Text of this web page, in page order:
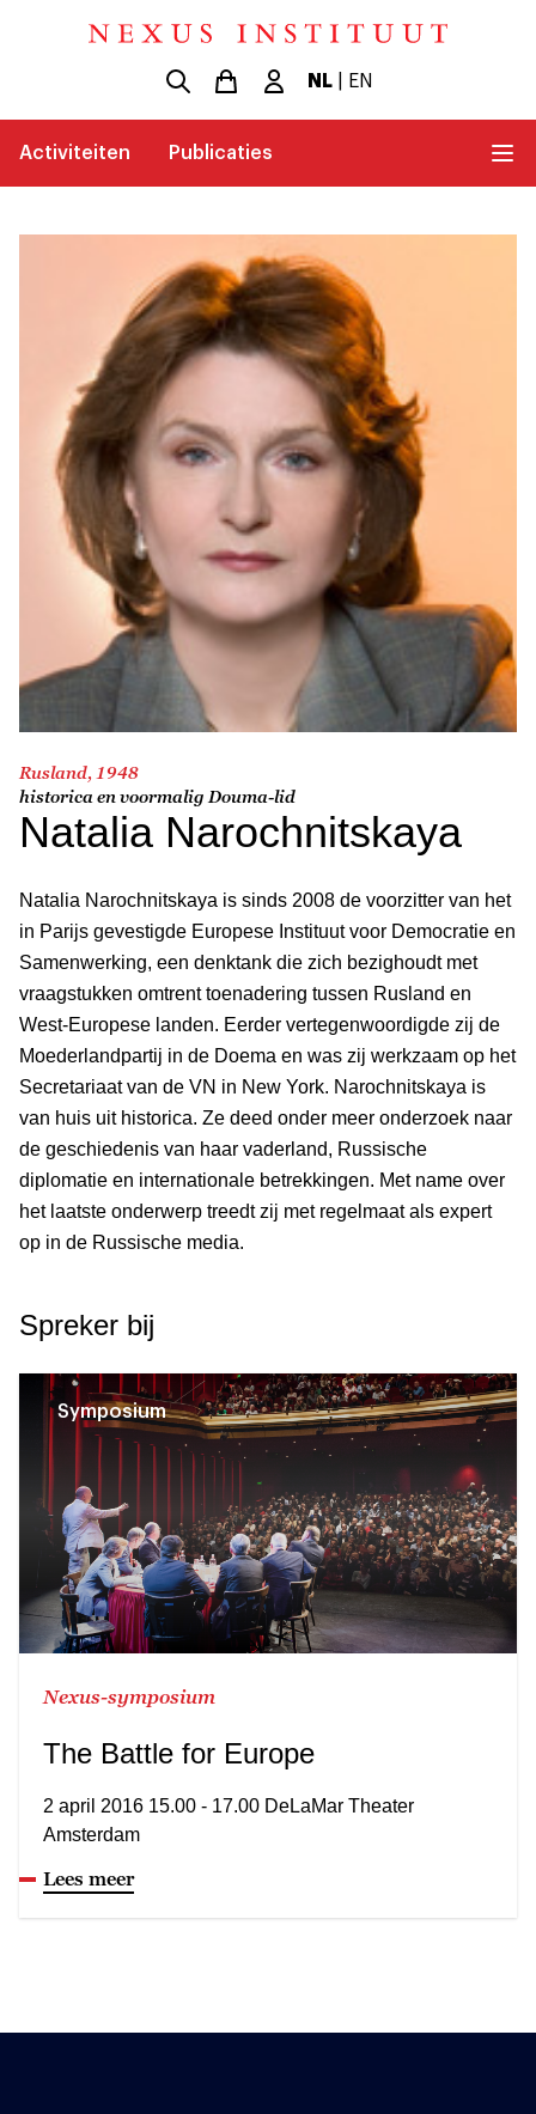
NL| EN
Activiteiten Publicaties
Rusland, 1948
historica en voormalig Douma-lid
Natalia Narochnitskaya
Natalia Narochnitskaya is sinds 2008 de voorzitter van het
in Parijs gevestigde Europese Instituut voor Democratie en
Samenwerking, een denktank die zich bezighoudt met
vraagstukken omtrent toenadering tussen Rusland en
West-Europese landen. Eerder vertegenwoordigde zij de
Moederlandpartij in de Doema en was zij werkzaam op het
Secretariaat van de VN in New York. Narochnitskaya is
van huis uit historica. Ze deed onder meer onderzoek naar
de geschiedenis van haar vaderland, Russische
diplomatie en internationale betrekkingen. Met name over
het laatste onderwerp treedt zij met regelmaat als expert
op in de Russische media.
Spreker bij
Symposium
Nexus-symposium
The Battle for Europe
2 april 2016 15.00 - 17.00 DeLaMar Theater
Amsterdam
Lees meer